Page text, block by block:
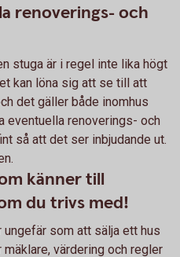
renoverings- och
stuga är i regel inte lika högt
kan löna sig att se till att
det gäller både inomhus
eventuella renoverings- och
så att det ser inbjudande ut.
känner till
du trivs med!
som att sälja ett hus
värdering och regler